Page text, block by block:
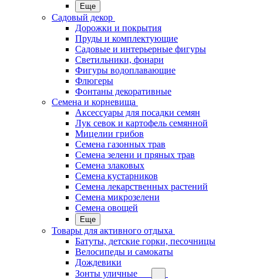
Еще
Садовый декор
Дорожки и покрытия
Пруды и комплектующие
Садовые и интерьерные фигуры
Светильники, фонари
Фигуры водоплавающие
Флюгеры
Фонтаны декоративные
Семена и корневища
Аксессуары для посадки семян
Лук севок и картофель семянной
Мицелии грибов
Семена газонных трав
Семена зелени и пряных трав
Семена злаковых
Семена кустарников
Семена лекарственных растений
Семена микрозелени
Семена овощей
Еще
Товары для активного отдыха
Батуты, детские горки, песочницы
Велосипеды и самокаты
Дождевики
Зонты уличные